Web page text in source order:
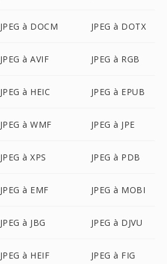
JPEG à DOCM JPEG à DOTX
JPEG à AVIF JPEG à RGB
JPEG à HEIC JPEG à EPUB
JPEG à WMF JPEG à JPE
JPEG à XPS JPEG à PDB
JPEG à EMF JPEG à MOBI
JPEG à JBG JPEG à DJVU
JPEG à HEIF JPEG à FIG